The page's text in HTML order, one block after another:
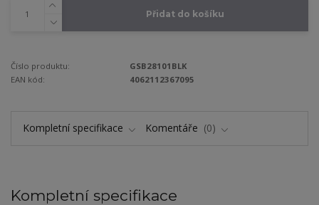
Přidat do košíku
Číslo produktu:
GSB28101BLK
EAN kód:
4062112367095
Kompletní specifikace Komentáře 0
Kompletní specifikace